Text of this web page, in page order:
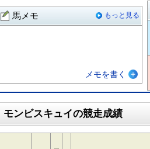
馬メモ もっと見る
メモを書く
モンビスキュイの競走成績